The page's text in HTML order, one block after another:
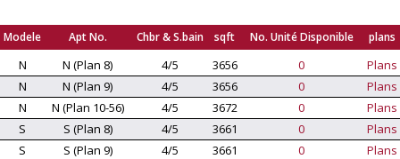
Modele Apt No. Chbr & S.bain sqft No. Unité Disponible plans
N N (Plan 8) 4/5 3656 0
Plans
N
N (Plan 9) 4/5 3656 0
Plans
N
N (Plan 10-56) 4/5 3672 0
Plans
S
S (Plan 8) 4/5 3661 0
Plans
S
S (Plan 9) 4/5 3661 0
Plans